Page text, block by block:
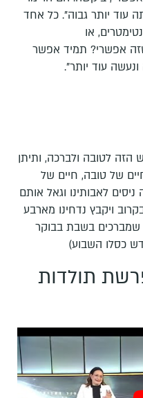
עוד יותר גבוה". כל אחד
או
אפשרי? תמיד אפשר
עוד יותר".
הזה לטובה ולברכה, ותיתן
של טובה, חיים של
לאבותינו וגאל אותם
ויקבץ נדחינו מארבע
שמברכים בשבת בבוקר
כסלו השבוע)
תולדות